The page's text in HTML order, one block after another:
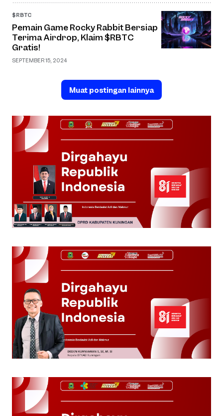
$RBTC
Pemain Game Rocky Rabbit Bersiap
Terima Airdrop, Klaim $RBTC
Gratis!
SEPTEMBER 15, 2024
Muat postingan lainnya